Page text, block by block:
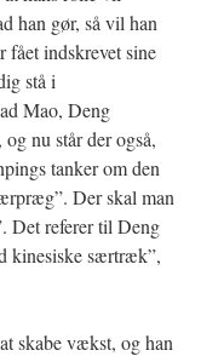
han gør, så vil han
indskrevet sine
stå i
Mao, Deng
nu står der også,
tanker om den
Der skal man
Det referer til Deng
kinesiske særtræk”,
skabe vækst, og han